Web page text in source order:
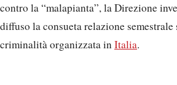
contro la “malapianta”, la Direzione
diffuso la consueta relazione
criminalità organizzata inItalia.